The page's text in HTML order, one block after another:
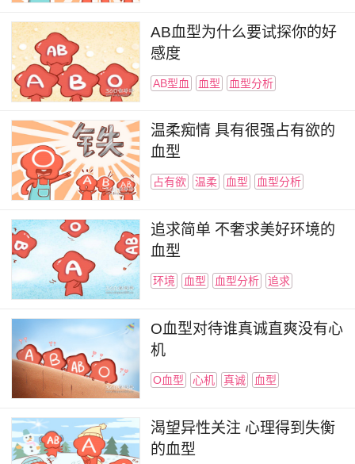
AB血型为什么要试探你的好
感度
AB型血 血型 血型分析
温柔痴情 具有很强占有欲的
血型
占有欲 温柔 血型 血型分析
追求简单 不奢求美好环境的
血型
环境 血型 血型分析 追求
O血型对待谁真诚直爽没有心
机
O血型 心机 真诚 血型
渴望异性关注 心理得到失衡
的血型